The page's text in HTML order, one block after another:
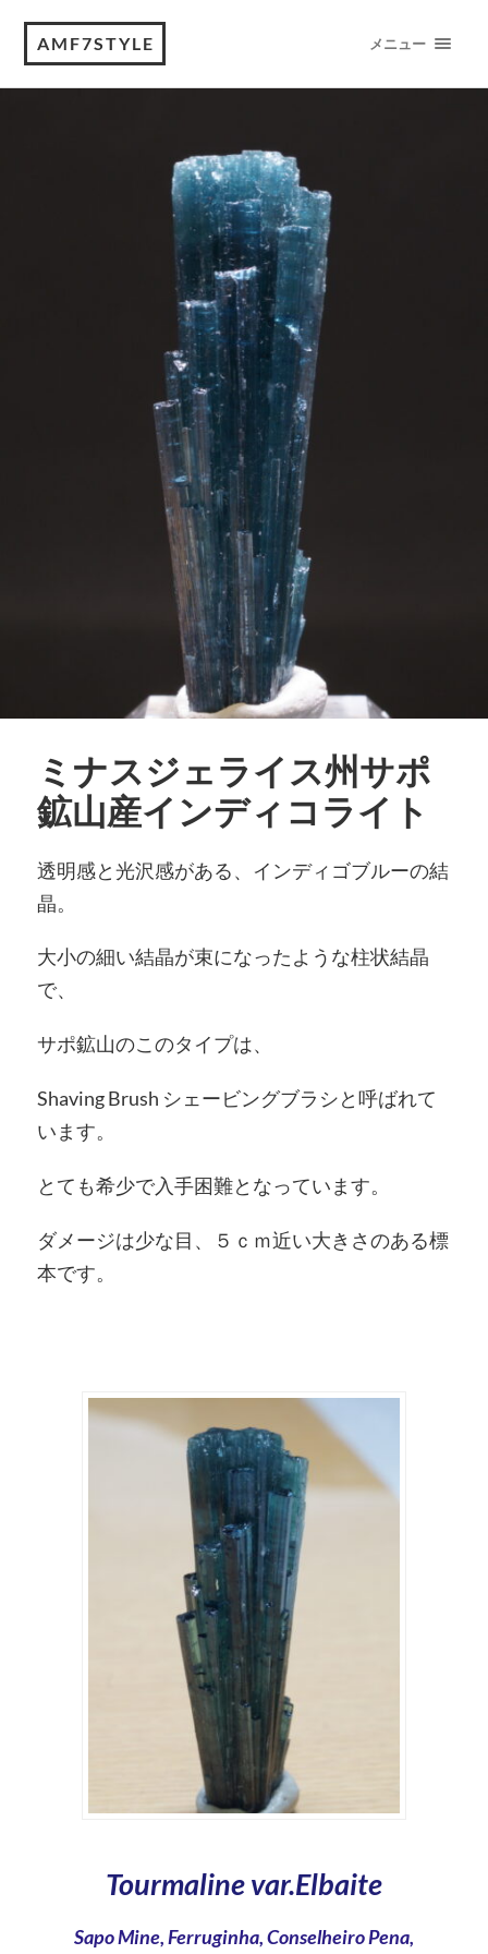
AMF7STYLE メニュー
ミナスジェライス州サポ
鉱山産インディコライト
透明感と光沢感がある、インディゴブルーの結
晶。
大小の細い結晶が束になったような柱状結晶
で、
サポ鉱山のこのタイプは、
Shaving Brush シェービングブラシと呼ばれて
います。
とても希少で入手困難となっています。
ダメージは少な目、５ｃｍ近い大きさのある標
本です。
Tourmaline var.Elbaite
Sapo Mine, Ferruginha, Conselheiro Pena,